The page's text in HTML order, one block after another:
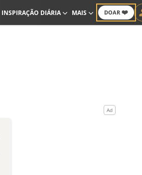
DOAR ❤️
INSPIRAÇÃO DIÁRIA MAIS